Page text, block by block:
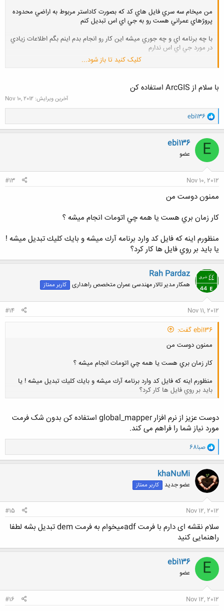
من ميخام سه سري فايل هاي كد كه بصورت كاداستر مربوط به اراضي محدوده
پرو‍‍ژهاي عمراني هست رو به جي اي اس تبديل كنم
با چه برنامه اي و چه جوري ميشه اين كار رو انجام بدم اينم بگم اطلاعات زيادي
در مورد جي اي اس ندارم
اطلاعات روي نقشه مواردي مثل نام شخص و مساحت ملك و كاربري
ممنون
کلیک کنید تا باز شود...
با سلام از ArcGIS استفاده کن
آخرین ویرایش: Nov 10, 2012
و
ا
ک
ن
ش
ه
ا
ebi136
E
ebi136
عضو
Nov 10, 2012
#13
ممنون دوست من
كار زمان بري هست يا همه چي اتومات انجام ميشه ؟
منظورم اينه كه فايل كد وارد برنامه آرك ميشه و بايك كليك تبديل ميشه !
يا بايد بر روي فايل ها كار كرد؟
Rah Pardaz
همکار مدیر تالار مهندسی عمران متخصص راهداری کاربر ممتاز
Nov 11, 2012
#14
ebi136 گفت:
ممنون دوست من
كار زمان بري هست يا همه چي اتومات انجام ميشه ؟
منظورم اينه كه فايل كد وارد برنامه آرك ميشه و بايك كليك تبديل ميشه ! يا
بايد بر روي فايل ها كار كرد؟
کلیک کنید تا باز شود...
دوست عزیز از نرم افزار global_mapper استفاده کن بدون شک فرمت
مورد نیاز شما را فراهم می کند.
و
ا
ک
ن
ش
ه
ا
صبا68
khaNuMi
عضو جدید کاربر ممتاز
Nov 12, 2012
#15
سلام نقشه ای دارم با فرمت adfمیخوام به فرمت dem تبدیل بشه لطفا
راهنمایی کنید
E
ebi136
عضو
Nov 12, 2012
#16